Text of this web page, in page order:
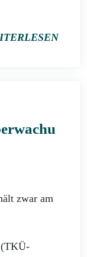
zwar am
(TKÜ-